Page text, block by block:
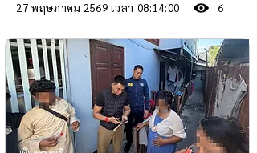
27 พฤษภาคม 2569 เวลา 08:14:00 6